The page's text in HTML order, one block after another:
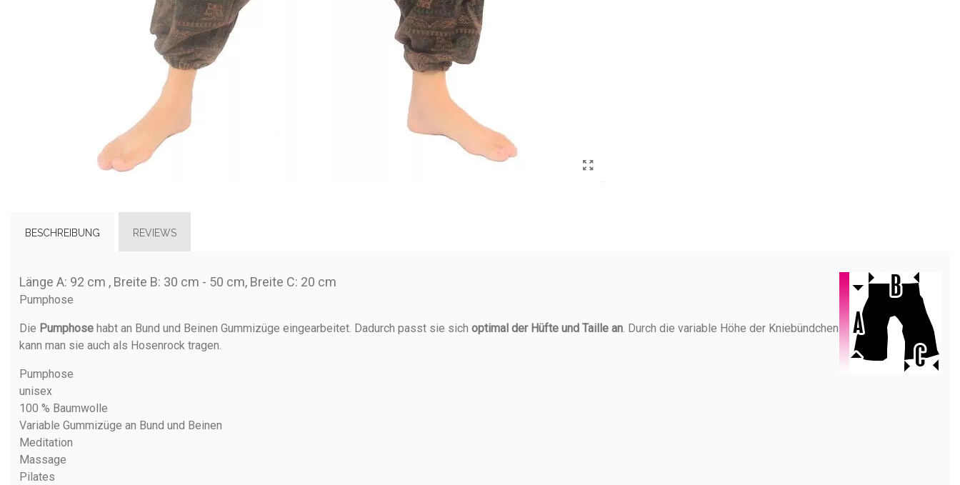
BESCHREIBUNG REVIEWS
Länge A: 92 cm , Breite B: 30 cm - 50 cm, Breite C: 20 cm
Pumphose
Die Pumphose habt an Bund und Beinen Gummizüge eingearbeitet. Dadurch passt sie sich optimal der Hüfte und Taille an. Durch die variable Höhe der Kniebündchen
kann man sie auch als Hosenrock tragen.
Pumphose
unisex
100 % Baumwolle
Variable Gummizüge an Bund und Beinen
Meditation
Massage
Pilates